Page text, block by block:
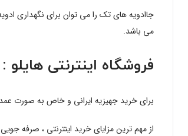
می باشد.
فروشگاه اینترنتی هایلو :
برای خرید جهیزیه ایرانی و خاص به صورت
از مهم ترین مزایای خرید اینترنتی ، صرفه